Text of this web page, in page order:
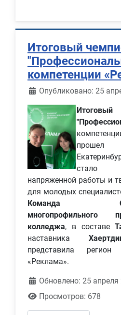
Итоговый
компетенции
Информация о
Опубликовано: 25
стало
напряженной работы и
для молодых
Команда
многопрофильного
колледжа, в составе
наставника
представила
«Реклама».
Обновлено: 25 апреля
Просмотров: 678